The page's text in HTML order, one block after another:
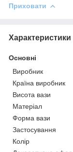
Приховати
Характеристики
Основні
Виробник
Країна виробник
Висота вази
Матеріал
Форма вази
Застосування
Колір